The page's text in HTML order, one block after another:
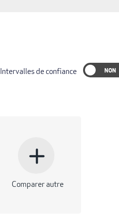
Intervalles de confiance
add
Comparer autre